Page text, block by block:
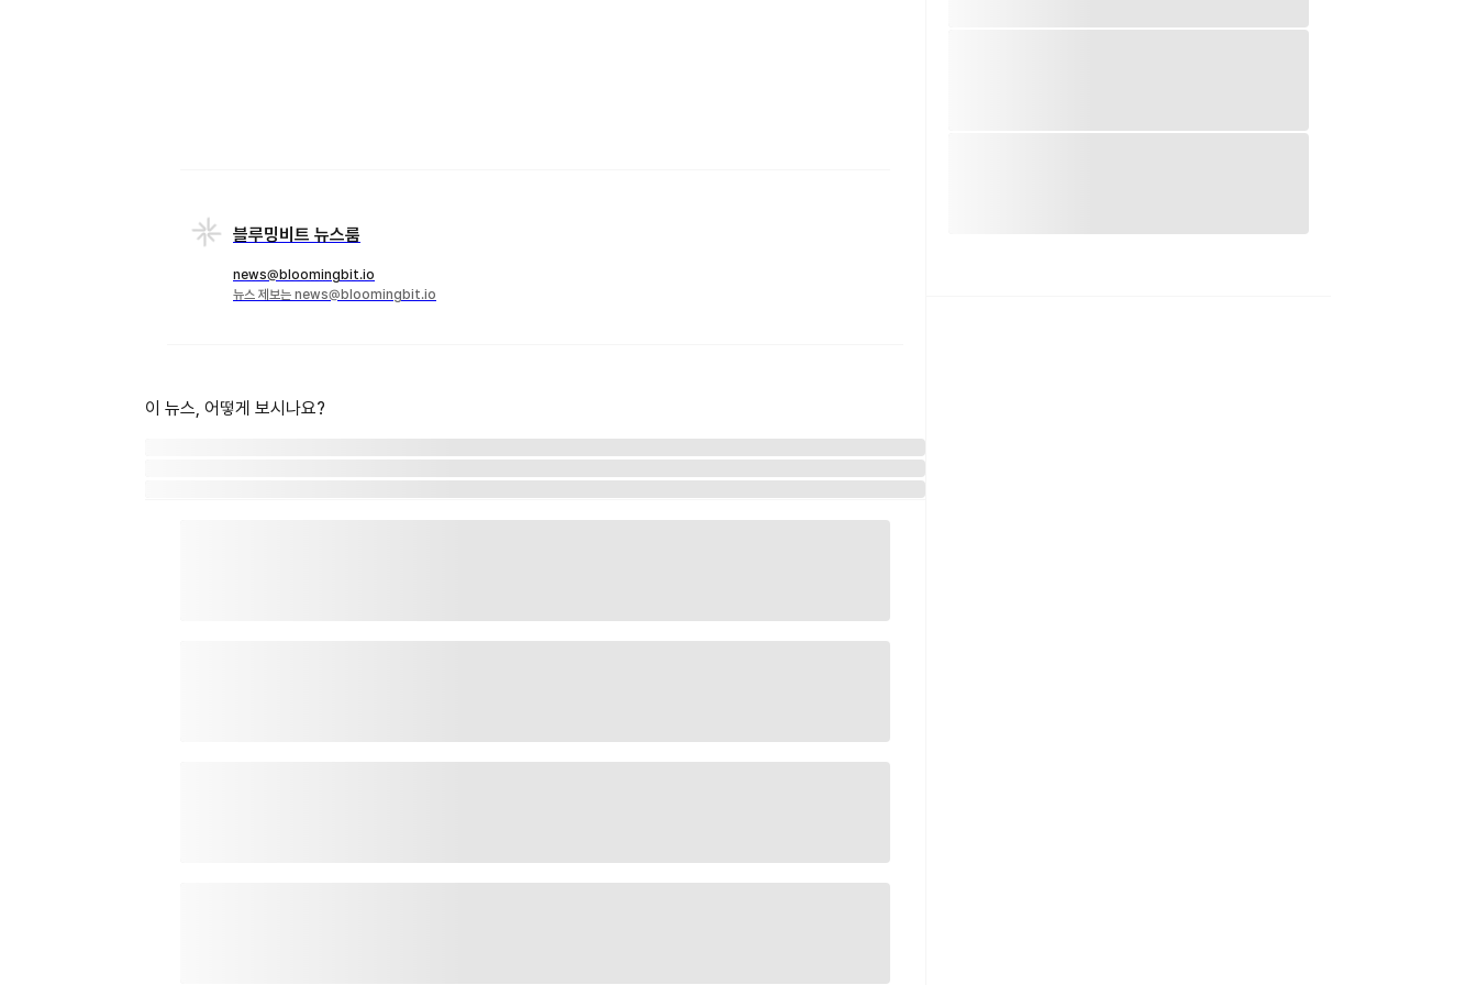
블루밍비트 뉴스룸
news@bloomingbit.io
뉴스 제보는 news@bloomingbit.io
이 뉴스, 어떻게 보시나요?